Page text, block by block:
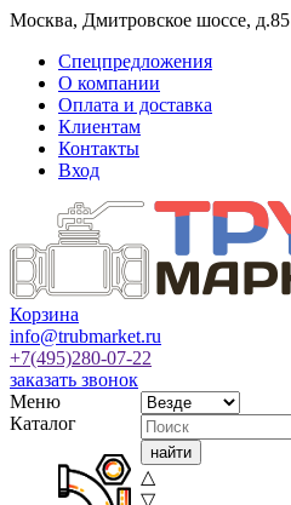
Москва, Дмитровское шоссе, д.85
Спецпредложения
О компании
Оплата и доставка
Клиентам
Контакты
Вход
Корзина
info@trubmarket.ru
+7(495)280-07-22
заказать звонок
Меню
Каталог
△
▽